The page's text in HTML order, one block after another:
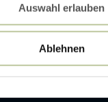
Auswahl erlauben
Ablehnen